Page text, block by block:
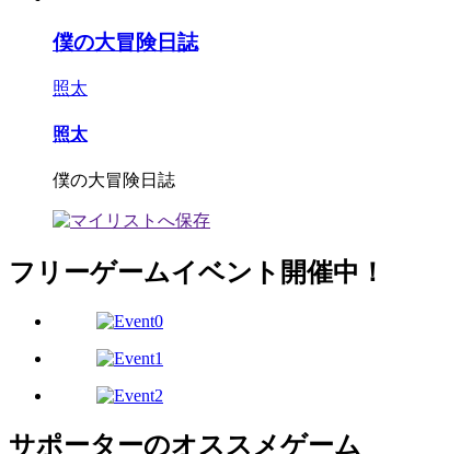
僕の大冒険日誌
照太
照太
僕の大冒険日誌
フリーゲームイベント開催中！
サポーターのオススメゲーム